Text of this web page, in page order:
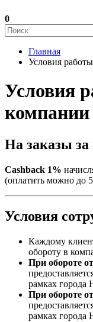
0
Главная
Условия работы
Условия
На заказы
Cashback 1%
(оплатить можно до
Условия
Каждому
обороту в
При обороте
рамках
При обороте
рамках